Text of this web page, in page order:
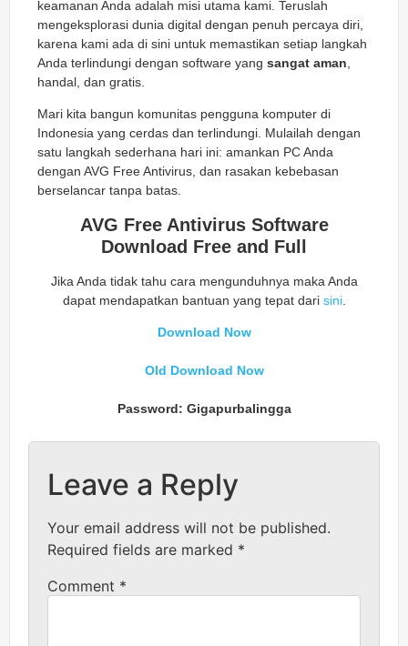
keamanan Anda adalah misi utama kami. Teruslah
mengeksplorasi dunia digital dengan penuh percaya diri,
karena kami ada di sini untuk memastikan setiap langkah
Anda terlindungi dengan software yang sangat aman
handal, dan gratis.
Mari kita bangun komunitas pengguna komputer di
Indonesia yang cerdas dan terlindungi. Mulailah dengan
satu langkah sederhana hari ini: amankan PC Anda
dengan AVG Free Antivirus, dan rasakan kebebasan
berselancar tanpa batas.
AVG Free Antivirus Software
Download Free and Full
Jika Anda tidak tahu cara mengunduhnya maka Anda
dapat mendapatkan bantuan yang tepat dari sini.
Download Now
Old Download Now
Password: Gigapurbalingga
Leave a Reply
Your email address will not be published.
Required fields are marked *
Comment *